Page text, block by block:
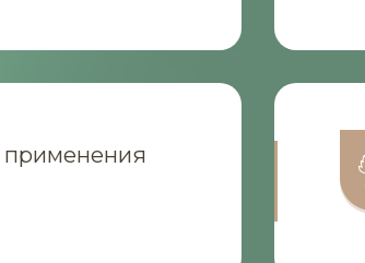
применения